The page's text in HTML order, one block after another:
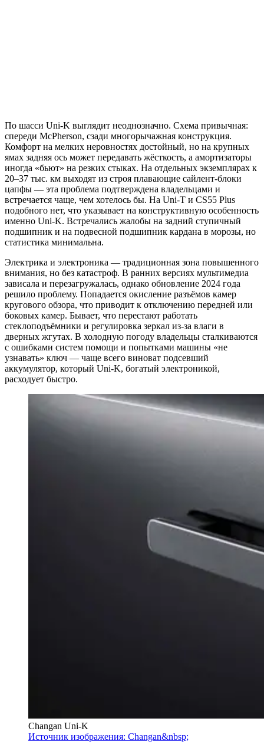
По шасси Uni-K выглядит неоднозначно. Схема привычная:
спереди McPherson, сзади многорычажная конструкция.
Комфорт на мелких неровностях достойный, но на крупных
ямах задняя ось может передавать жёсткость, а амортизаторы
иногда «бьют» на резких стыках. На отдельных экземплярах к
20–37 тыс. км выходят из строя плавающие сайлент-блоки
цапфы — эта проблема подтверждена владельцами и
встречается чаще, чем хотелось бы. На Uni-T и CS55 Plus
подобного нет, что указывает на конструктивную особенность
именно Uni-K. Встречались жалобы на задний ступичный
подшипник и на подвесной подшипник кардана в морозы, но
статистика минимальна.
Электрика и электроника — традиционная зона повышенного
внимания, но без катастроф. В ранних версиях мультимедиа
зависала и перезагружалась, однако обновление 2024 года
решило проблему. Попадается окисление разъёмов камер
кругового обзора, что приводит к отключению передней или
боковых камер. Бывает, что перестают работать
стеклоподъёмники и регулировка зеркал из-за влаги в
дверных жгутах. В холодную погоду владельцы сталкиваются
с ошибками систем помощи и попытками машины «не
узнавать» ключ — чаще всего виноват подсевший
аккумулятор, который Uni-K, богатый электроникой,
расходует быстро.
Changan Uni-K
Источник изображения: Changan&nbsp;